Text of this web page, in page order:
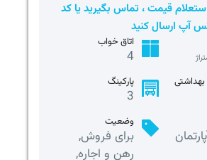
قیمت ، تماس بگیرید یا کد
آپ ارسال کنید
اتاق خواب
4
پارکینگ
3
وضعیت
برای فروش,
رهن و اجاره,